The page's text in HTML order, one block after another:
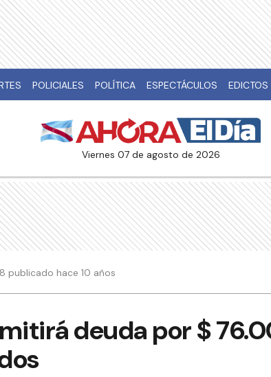
POLICIALES POLÍTICA ESPECTÁCULOS EDICTOS
viernes 07 de agosto de 2026
publicado hace 10 años
deuda por $